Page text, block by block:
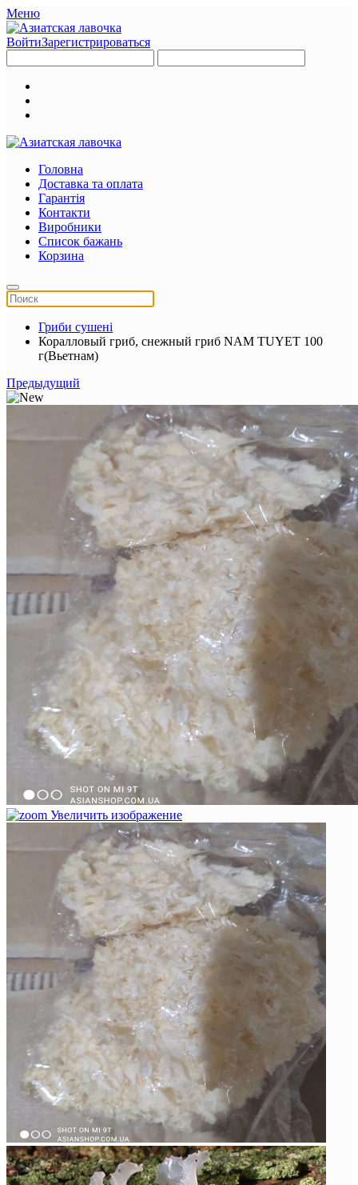
Меню
ВойтиЗарегистрироваться
Головна
Доставка та оплата
Гарантія
Контакти
Виробники
Список бажань
Корзина
Гриби сушені
Коралловый гриб, снежный гриб NAM TUYET 100
г(Вьетнам)
Предыдущий
Увеличить изображение